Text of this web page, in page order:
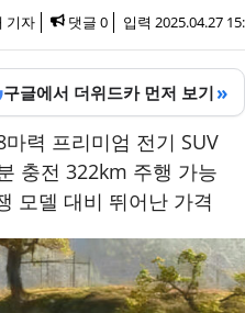
기자 댓글 0 입력 2025.04.27
구글에서 더위드카 먼저 보기 »
마력 프리미엄 전기 SUV
충전 322km 주행 가능
모델 대비 뛰어난 가격